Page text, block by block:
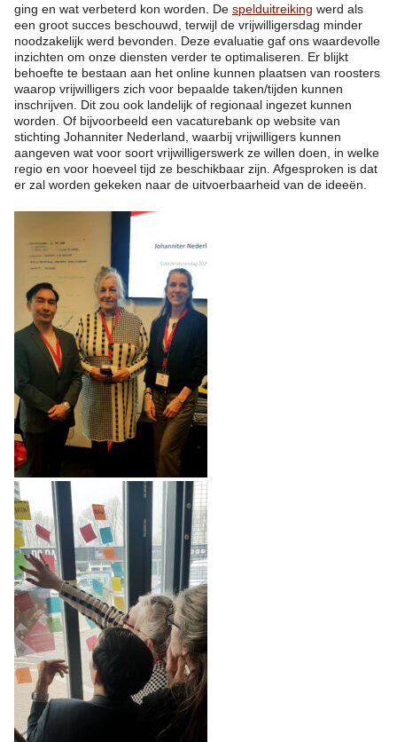
ging en wat verbeterd kon worden. De spelduitreiking werd als
een groot succes beschouwd, terwijl de vrijwilligersdag minder
noodzakelijk werd bevonden. Deze evaluatie gaf ons waardevolle
inzichten om onze diensten verder te optimaliseren. Er blijkt
behoefte te bestaan aan het online kunnen plaatsen van roosters
waarop vrijwilligers zich voor bepaalde taken/tijden kunnen
inschrijven. Dit zou ook landelijk of regionaal ingezet kunnen
worden. Of bijvoorbeeld een vacaturebank op website van
stichting Johanniter Nederland, waarbij vrijwilligers kunnen
aangeven wat voor soort vrijwilligerswerk ze willen doen, in welke
regio en voor hoeveel tijd ze beschikbaar zijn. Afgesproken is dat
er zal worden gekeken naar de uitvoerbaarheid van de ideeën.